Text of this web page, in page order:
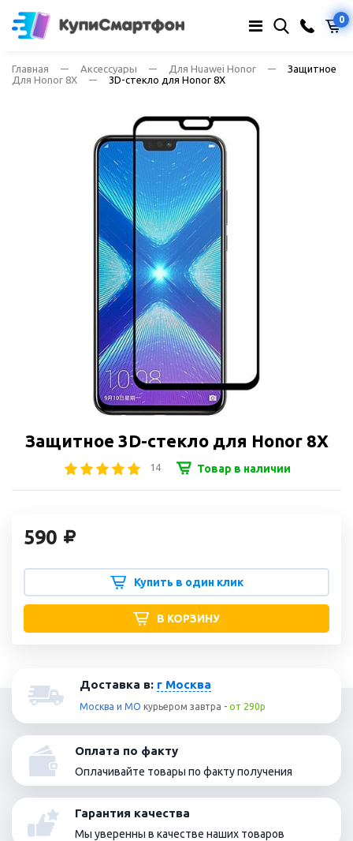
0
Главная Аксессуары
Для Huawei Honor
Для Honor 8X
Защитное
3D-стекло для Honor 8X
Защитное 3D-стекло для Honor 8X
14 Товар в наличии
590
Купить в один клик
В КОРЗИНУ
Доставка в: г Москва
Москва и МО курьером завтра - от 290р
Оплата по факту
Оплачивайте товары по факту получения
Гарантия качества
Мы уверенны в качестве наших товаров